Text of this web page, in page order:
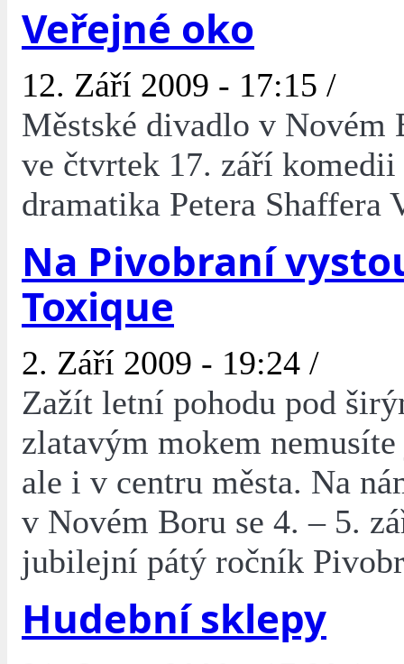
Veřejné oko
12. Září 2009 - 17:15 /
Městské divadlo v Novém
ve čtvrtek 17. září
dramatika Petera Shaffera
Na Pivobraní
Toxique
2. Září 2009 - 19:24 /
Zažít letní pohodu pod
zlatavým mokem
ale i v centru města. Na
v Novém Boru se 4. – 5.
jubilejní pátý ročník
Hudební sklepy